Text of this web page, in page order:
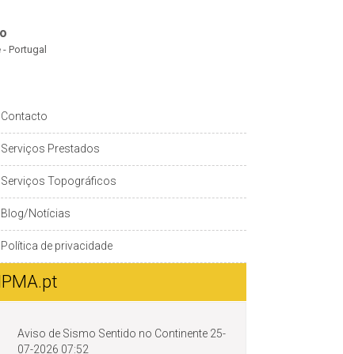
Portugal
Contacto
Serviços Prestados
Serviços Topográficos
Blog/Notícias
Política de privacidade
Aviso de Sismo Sentido no Continente 25-
07-2026 07:52